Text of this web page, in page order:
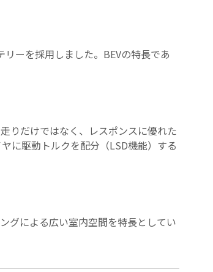
ーを採用しました。BEVの特長であ
りだけではなく、レスポンスに優れた
に駆動トルクを配分（LSD機能）する
グによる広い室内空間を特長としてい